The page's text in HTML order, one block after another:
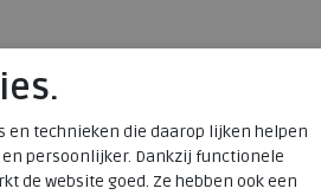
en technieken die daarop lijken helpen
persoonlijker. Dankzij functionele
de website goed. Ze hebben ook een